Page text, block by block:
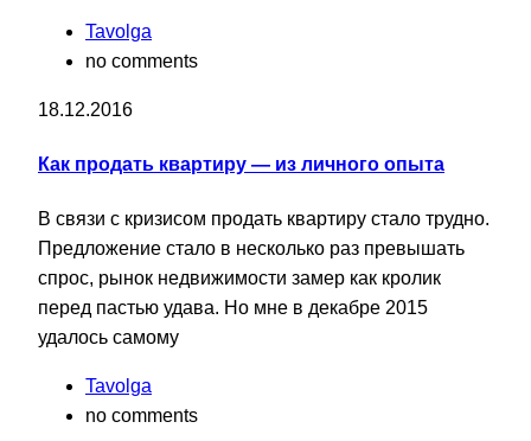
Tavolga
no comments
18.12.2016
Как продать квартиру — из личного опыта
В связи с кризисом продать квартиру стало трудно.
Предложение стало в несколько раз превышать
спрос, рынок недвижимости замер как кролик
перед пастью удава. Но мне в декабре 2015
удалось самому
Tavolga
no comments